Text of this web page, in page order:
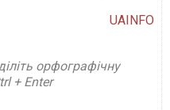
UAINFO
орфографічну
+ Enter